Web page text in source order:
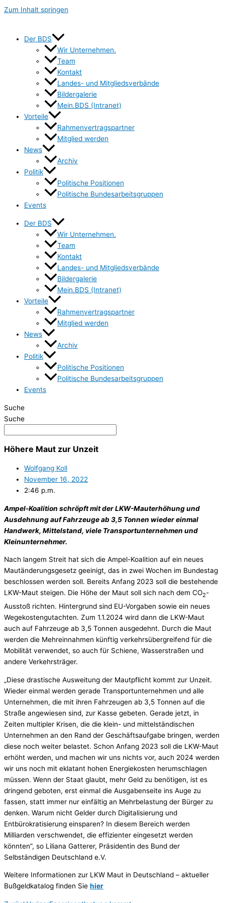
Zum Inhalt springen
Der BDS
Wir Unternehmen.
Team
Kontakt
Landes- und Mitgliedsverbände
Bildergalerie
Mein.BDS (Intranet)
Vorteile
Rahmenvertragspartner
Mitglied werden
News
Archiv
Politik
Politische Positionen
Politische Bundesarbeitsgruppen
Events
Der BDS
Wir Unternehmen.
Team
Kontakt
Landes- und Mitgliedsverbände
Bildergalerie
Mein.BDS (Intranet)
Vorteile
Rahmenvertragspartner
Mitglied werden
News
Archiv
Politik
Politische Positionen
Politische Bundesarbeitsgruppen
Events
Suche
Suche
Höhere Maut zur Unzeit
Wolfgang Koll
November 16, 2022
2:46 p.m.
Ampel-Koalition schröpft mit der LKW-Mauterhöhung und
Ausdehnung auf Fahrzeuge ab 3,5 Tonnen wieder einmal
Handwerk, Mittelstand, viele Transportunternehmen und
Kleinunternehmer.
Nach langem Streit hat sich die Ampel-Koalition auf ein neues
Mautänderungsgesetz geeinigt, das in zwei Wochen im Bundestag
beschlossen werden soll. Bereits Anfang 2023 soll die bestehende
LKW-Maut steigen. Die Höhe der Maut soll sich nach dem CO2-
Ausstoß richten. Hintergrund sind EU-Vorgaben sowie ein neues
Wegekostengutachten. Zum 1.1.2024 wird dann die LKW-Maut
auch auf Fahrzeuge ab 3,5 Tonnen ausgedehnt. Durch die Maut
werden die Mehreinnahmen künftig verkehrsübergreifend für die
Mobilität verwendet, so auch für Schiene, Wasserstraßen und
andere Verkehrsträger.
„Diese drastische Ausweitung der Mautpflicht kommt zur Unzeit.
Wieder einmal werden gerade Transportunternehmen und alle
Unternehmen, die mit ihren Fahrzeugen ab 3,5 Tonnen auf die
Straße angewiesen sind, zur Kasse gebeten. Gerade jetzt, in
Zeiten multipler Krisen, die die klein- und mittelständischen
Unternehmen an den Rand der Geschäftsaufgabe bringen, werden
diese noch weiter belastet. Schon Anfang 2023 soll die LKW-Maut
erhöht werden, und machen wir uns nichts vor, auch 2024 werden
wir uns noch mit eklatant hohen Energiekosten herumschlagen
müssen. Wenn der Staat glaubt, mehr Geld zu benötigen, ist es
dringend geboten, erst einmal die Ausgabenseite ins Auge zu
fassen, statt immer nur einfältig an Mehrbelastung der Bürger zu
denken. Warum nicht Gelder durch Digitalisierung und
Entbürokratisierung einsparen? In diesem Bereich werden
Milliarden verschwendet, die effizienter eingesetzt werden
könnten”, so Liliana Gatterer, Präsidentin des Bund der
Selbständigen Deutschland e.V.
Weitere Informationen zur LKW Maut in Deutschland – aktueller
Bußgeldkatalog finden Sie hier